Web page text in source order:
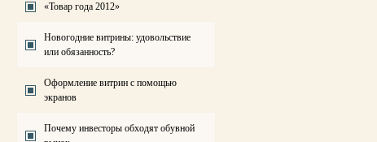
«Товар года 2012»
Новогодние витрины: удовольствие
или обязанность?
Оформление витрин с помощью
экранов
Почему инвесторы обходят обувной